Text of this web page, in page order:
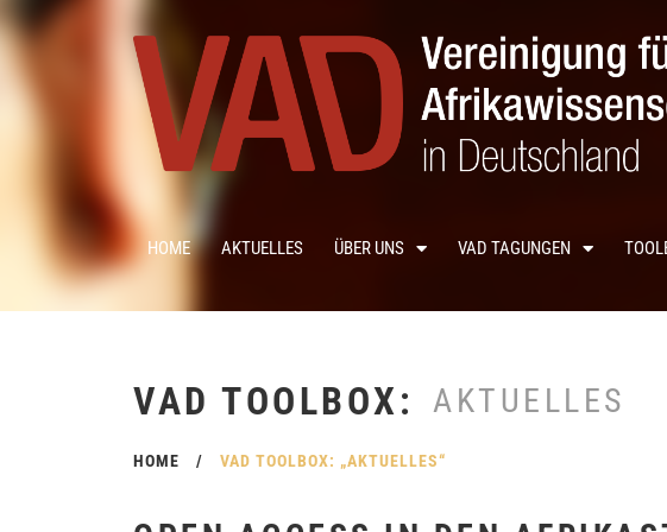
HOME AKTUELLES ÜBER UNS VAD TAGUNGEN
VAD TOOLBOX: AKTUELLES
HOME / VAD TOOLBOX: „AKTUELLES“